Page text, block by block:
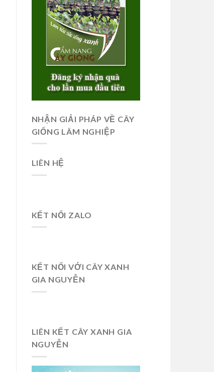
NHẬN GIẢI PHÁP VỀ CÂY
GIỐNG LÂM NGHIỆP
LIÊN HỆ
KẾT NỐI ZALO
KẾT NỐI VỚI CÂY XANH
GIA NGUYỄN
LIÊN KẾT CÂY XANH GIA
NGUYỄN